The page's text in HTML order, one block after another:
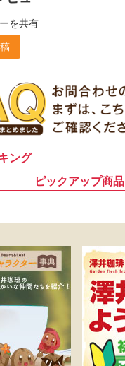
を共有
ング
ピックアップ商品